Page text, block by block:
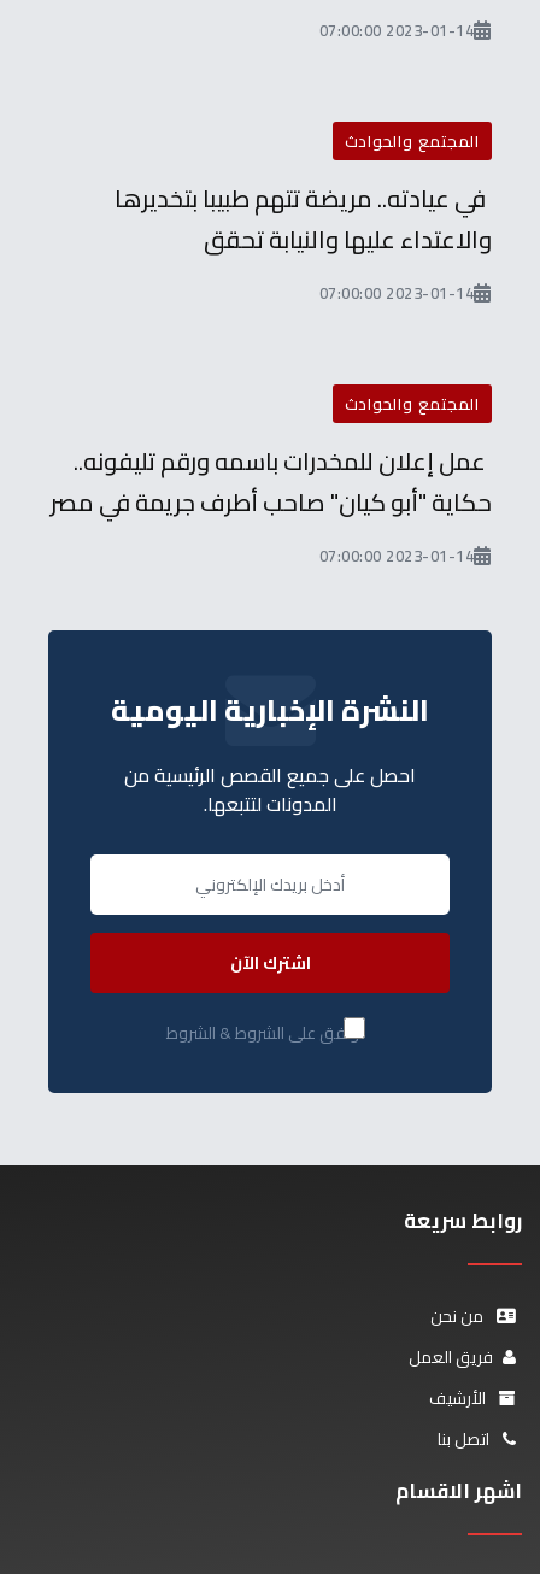
2023-01-14 07:00:00
المجتمع والحوادث
في عيادته.. مريضة تتهم طبيبا بتخديرها
والاعتداء عليها والنيابة تحقق
2023-01-14 07:00:00
المجتمع والحوادث
عمل إعلان للمخدرات باسمه ورقم تليفونه..
حكاية "أبو كيان" صاحب أطرف جريمة في مصر
2023-01-14 07:00:00
النشرة الإخبارية اليومية
احصل على جميع القصص الرئيسية من
المدونات لتتبعها.
اشترك الآن
أوافق على الشروط & الشروط
روابط سريعة
من نحن
فريق العمل
الأرشيف
اتصل بنا
اشهر الاقسام